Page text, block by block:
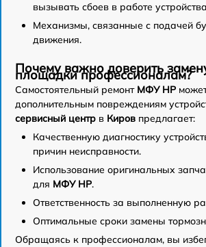
вызывать сбоев в работе
Механизмы, связанные с подачей
движения.
Почему важно доверить
площадки профессионалам?
Самостоятельный ремонт МФУ HP
дополнительным повреждениям
сервисный центр в Киров предлагает:
Качественную диагностику
причин неисправности.
Использование оригинальных
для МФУ HP.
Ответственность за выполненную
Оптимальные сроки замены
Обращаясь к профессионалам, вы